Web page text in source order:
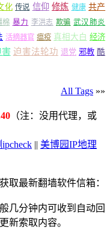
化 传说 信仰 修炼 健康 共产
棉 暴力 李洪志 欺骗 武汉肺炎
活摘器官 瘟疫 真相大白 经济
迫害法轮功 退党 邪教 酷
All Tags »»
（注：没用代理，或
|| 美博园IP地理
取最新翻墙软件信箱：
几分钟内可收到自动回
新索取内容。